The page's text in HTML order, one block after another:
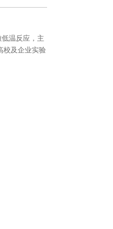
温反应，主
校及企业实验